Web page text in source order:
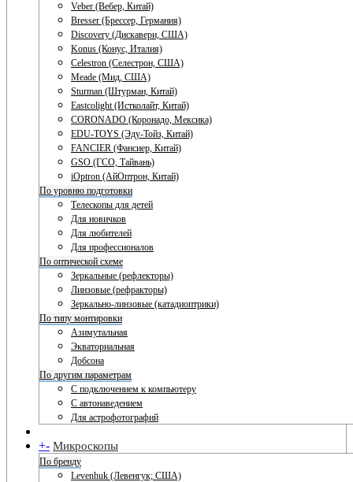
Veber (Вебер, Китай)
Bresser (Брессер, Германия)
Discovery (Дискавери, США)
Konus (Конус, Италия)
Celestron (Селестрон, США)
Meade (Мид, США)
Sturman (Штурман, Китай)
Eastcolight (Истколайт, Китай)
CORONADO (Коронадо, Мексика)
EDU-TOYS (Эду-Тойз, Китай)
FANCIER (Фансиер, Китай)
GSO (ГСО, Тайвань)
iOptron (АйОптрон, Китай)
По уровню подготовки
Телескопы для детей
Для новичков
Для любителей
Для профессионалов
По оптической схеме
Зеркальные (рефлекторы)
Линзовые (рефракторы)
Зеркально-линзовые (катадиоптрики)
По типу монтировки
Азимутальная
Экваториальная
Добсона
По другим параметрам
С подключением к компьютеру
С автонаведением
Для астрофотографий
+- Микроскопы
По бренду
Levenhuk (Левенгук; США)